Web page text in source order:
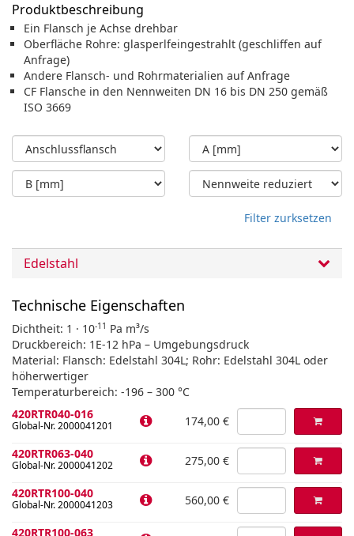
Produktbeschreibung
Ein Flansch je Achse drehbar
Oberfläche Rohre: glasperlfeingestrahlt (geschliffen auf
Anfrage)
Andere Flansch- und Rohrmaterialien auf Anfrage
CF Flansche in den Nennweiten DN 16 bis DN 250 gemäß
ISO 3669
Filter zurksetzen
Edelstahl
Technische Eigenschaften
Dichtheit: 1 · 10-11 Pa m³/s
Druckbereich: 1E-12 hPa – Umgebungsdruck
Material: Flansch: Edelstahl 304L; Rohr: Edelstahl 304L oder
höherwertiger
Temperaturbereich: -196 – 300 °C
420RTR040-016
Global-Nr. 2000041201 174,00 €
420RTR063-040
Global-Nr. 2000041202 275,00 €
420RTR100-040
Global-Nr. 2000041203 560,00 €
420RTR100-063